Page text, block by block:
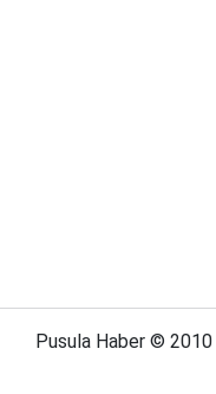
Pusula Haber © 2010